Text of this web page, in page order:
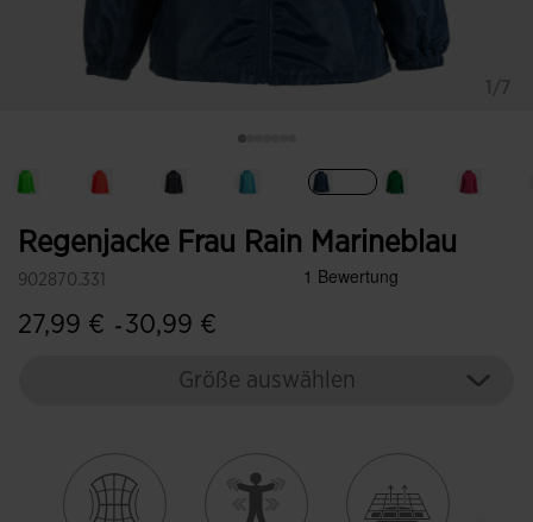
Regenjacke Frau Rain Marineblau
902870.331
27,99 € - 30,99 €
Größe auswählen